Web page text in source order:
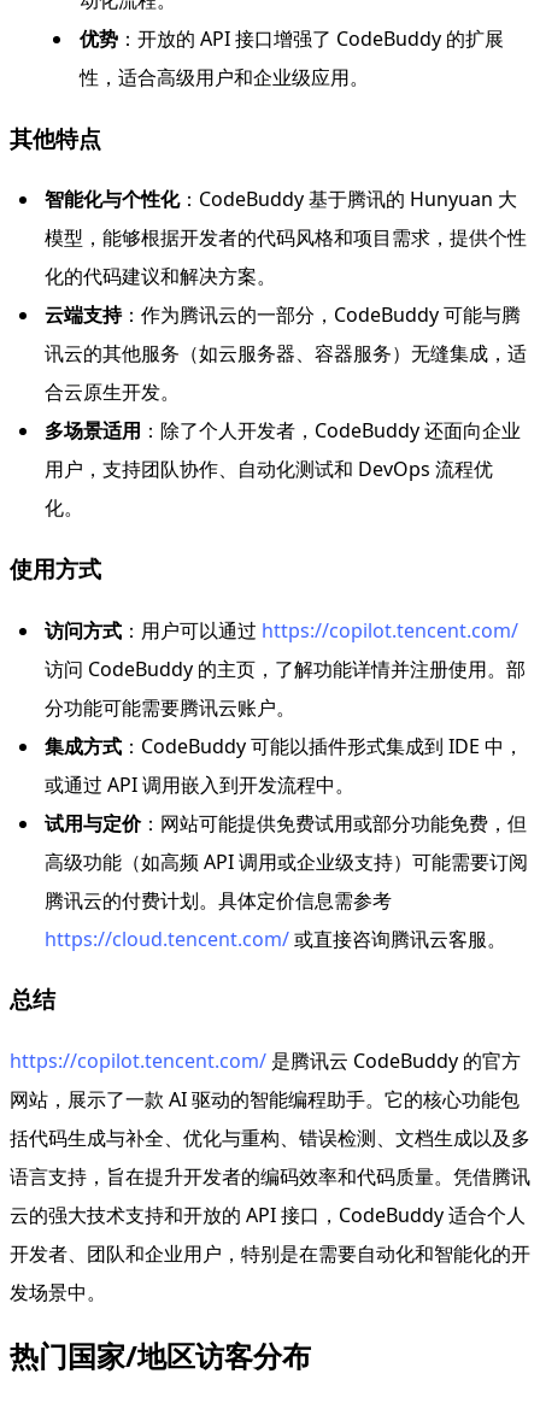
优势：开放的 API 接口增强了 CodeBuddy 的扩展
性，适合高级用户和企业级应用。
其他特点
智能化与个性化：CodeBuddy 基于腾讯的 Hunyuan 大
模型，能够根据开发者的代码风格和项目需求，提供个性
化的代码建议和解决方案。
云端支持：作为腾讯云的一部分，CodeBuddy 可能与腾
讯云的其他服务（如云服务器、容器服务）无缝集成，适
合云原生开发。
多场景适用 ：除了个人开发者，CodeBuddy 还面向企业
用户，支持团队协作、自动化测试和 DevOps 流程优
化。
使用方式
访问方式：用户可以通过 https://copilot.tencent.com/
访问 CodeBuddy 的主页，了解功能详情并注册使用。部
分功能可能需要腾讯云账户。
集成方式：CodeBuddy 可能以插件形式集成到 IDE 中，
或通过 API 调用嵌入到开发流程中。
试用与定价：网站可能提供免费试用或部分功能免费，但
高级功能（如高频 API 调用或企业级支持）可能需要订阅
腾讯云的付费计划。具体定价信息需参考
https://cloud.tencent.com/或直接咨询腾讯云客服。
总结
https://copilot.tencent.com/ 是腾讯云 CodeBuddy 的官方
网站，展示了一款 AI 驱动的智能编程助手。它的核心功能包
括代码生成与补全、优化与重构、错误检测、文档生成以及多
语言支持，旨在提升开发者的编码效率和代码质量。凭借腾讯
云的强大技术支持和开放的 API 接口，CodeBuddy 适合个人
开发者、团队和企业用户，特别是在需要自动化和智能化的开
发场景中。
热门国家/地区访客分布